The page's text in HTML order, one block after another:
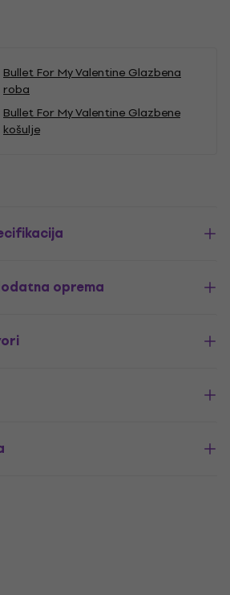
Bullet For My Valentine Glazbena
roba
Bullet For My Valentine Glazbene
košulje
oprema